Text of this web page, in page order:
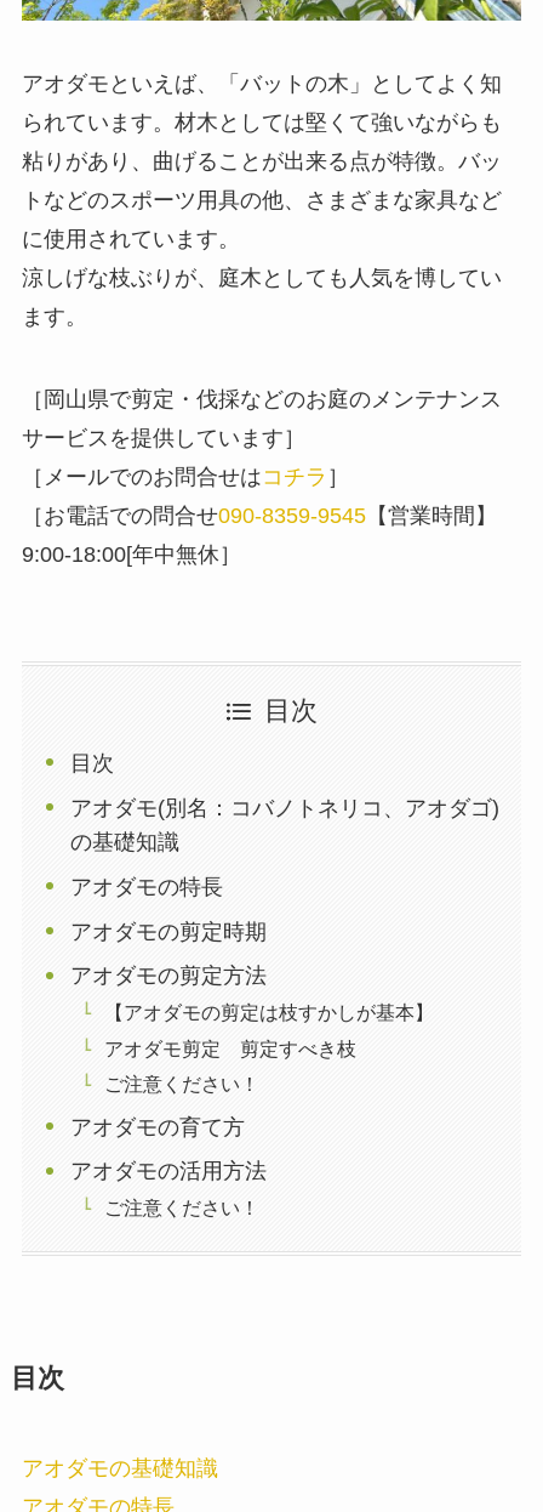
アオダモといえば、「バットの木」としてよく知
られています。材木としては堅くて強いながらも
粘りがあり、曲げることが出来る点が特徴。バッ
トなどのスポーツ用具の他、さまざまな家具など
に使用されています。
涼しげな枝ぶりが、庭木としても人気を博してい
ます。
［岡山県で剪定・伐採などのお庭のメンテナンス
サービスを提供しています］
［メールでのお問合せはコチラ ］
［お電話での問合せ090-8359-9545【営業時間】
9:00-18:00[年中無休］
目次
目次
アオダモ(別名：コバノトネリコ、アオダゴ)
の基礎知識
アオダモの特長
アオダモの剪定時期
アオダモの剪定方法
【アオダモの剪定は枝すかしが基本】
アオダモ剪定 剪定すべき枝
ご注意ください！
アオダモの育て方
アオダモの活用方法
ご注意ください！
目次
アオダモの基礎知識
アオダモの特長